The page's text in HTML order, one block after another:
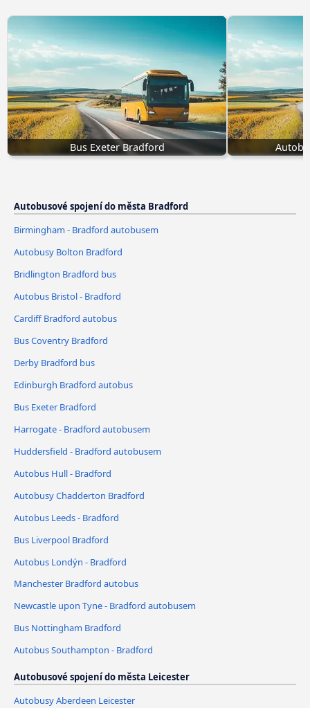
Bus Exeter Bradford
Autobusové spojení do města Bradford
Birmingham - Bradford autobusem
Autobusy Bolton Bradford
Bridlington Bradford bus
Autobus Bristol - Bradford
Cardiff Bradford autobus
Bus Coventry Bradford
Derby Bradford bus
Edinburgh Bradford autobus
Bus Exeter Bradford
Harrogate - Bradford autobusem
Huddersfield - Bradford autobusem
Autobus Hull - Bradford
Autobusy Chadderton Bradford
Autobus Leeds - Bradford
Bus Liverpool Bradford
Autobus Londýn - Bradford
Manchester Bradford autobus
Newcastle upon Tyne - Bradford autobusem
Bus Nottingham Bradford
Autobus Southampton - Bradford
Autobusové spojení do města Leicester
Autobusy Aberdeen Leicester